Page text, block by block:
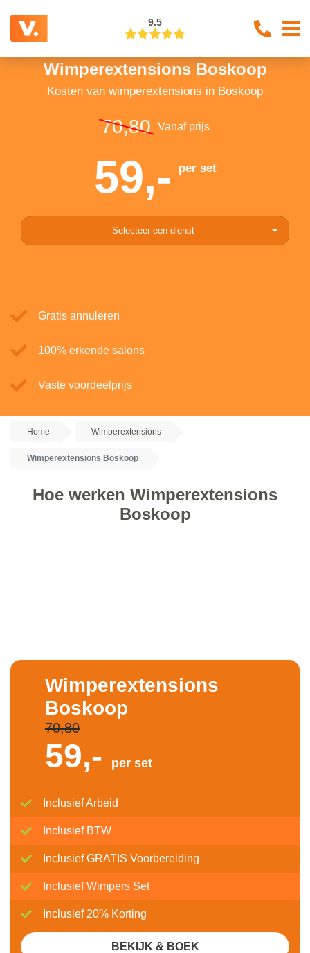
9.5
Wimperextensions Boskoop
Kosten van wimperextensions in Boskoop
70,80 Vanaf prijs
59,- per set
Selecteer een dienst
Gratis annuleren
100% erkende salons
Vaste voordeelprijs
Home Wimperextensions
Wimperextensions Boskoop
Hoe werken Wimperextensions
Boskoop
Wimperextensions
Boskoop
70,80
59,- per set
Inclusief Arbeid
Inclusief BTW
Inclusief GRATIS Voorbereiding
Inclusief Wimpers Set
Inclusief 20% Korting
BEKIJK & BOEK